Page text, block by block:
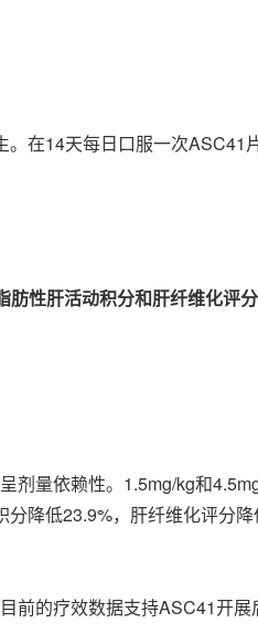
在14天每日口服一次ASC41
性肝活动积分和肝纤维化评
剂量依赖性。1.5mg/kg和
降低23.9%，肝纤维化评分
的疗效数据支持ASC41开展